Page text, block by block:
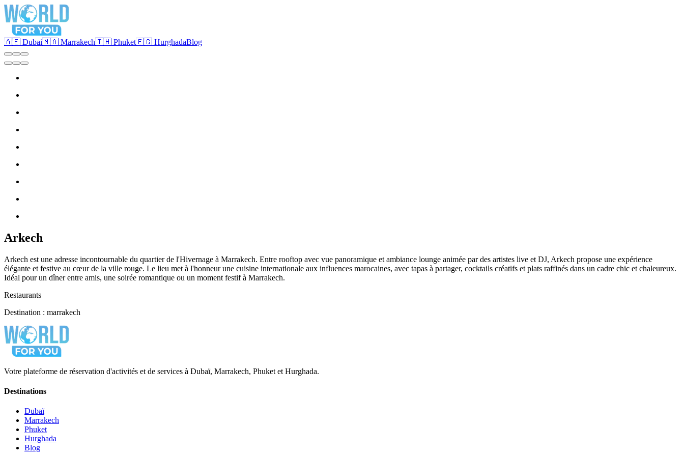
🇦🇪 Dubai🇲🇦 Marrakech🇹🇭 Phuket🇪🇬 HurghadaBlog
Arkech
Arkech est une adresse incontournable du quartier de l'Hivernage à Marrakech. Entre rooftop avec vue panoramique et ambiance lounge animée par des artistes live et DJ, Arkech propose une expérience
élégante et festive au cœur de la ville rouge. Le lieu met à l'honneur une cuisine internationale aux influences marocaines, avec tapas à partager, cocktails créatifs et plats raffinés dans un cadre chic et chaleureux.
Idéal pour un dîner entre amis, une soirée romantique ou un moment festif à Marrakech.
Restaurants
Destination : marrakech
Votre plateforme de réservation d'activités et de services à Dubaï, Marrakech, Phuket et Hurghada.
Destinations
Dubaï
Marrakech
Phuket
Hurghada
Blog